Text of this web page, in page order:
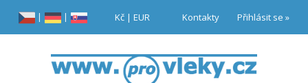
Přihlásit se »
Kontakty
Kč |EUR
| |